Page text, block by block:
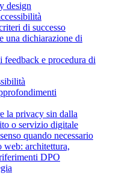
design
di successo
una dichiarazione di
feedback e procedura di
la privacy sin dalla
o servizio digitale
quando necessario
web: architettura,
DPO